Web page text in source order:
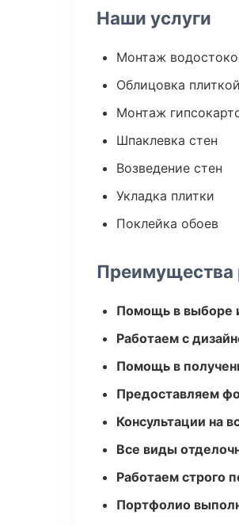
Наши услуги
Монтаж
Облицовка плиткой
Монтаж
Шпаклевка стен
Возведение стен
Укладка плитки
Поклейка обоев
Преимущества
Помощь в выборе
Работаем с
Помощь в
Предоставляем
Консультации на
Все виды
Работаем строго
Портфолио